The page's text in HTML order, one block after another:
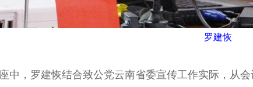
罗建恢
罗建恢结合致公党云南省委宣传工作实际，从会